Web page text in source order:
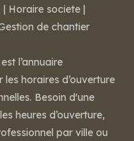
| Horaire societe |
de chantier
l’annuaire
horaires d’ouverture
Besoin d'une
heures d’ouverture,
par ville ou